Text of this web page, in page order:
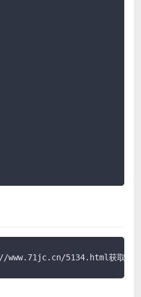
www.71jc.cn/5134.html获取说